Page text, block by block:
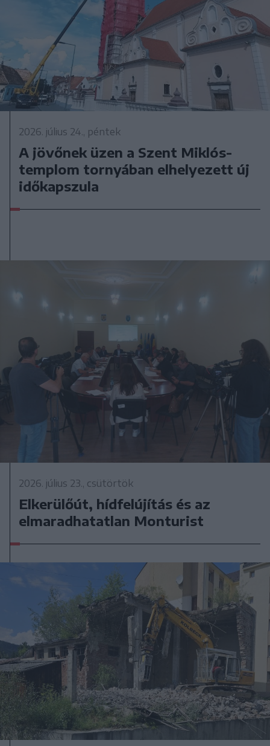
2026. július 24., péntek
A jövőnek üzen a Szent Miklós-
templom tornyában elhelyezett új
időkapszula
2026. július 23., csütörtök
Elkerülőút, hídfelújítás és az
elmaradhatatlan Monturist